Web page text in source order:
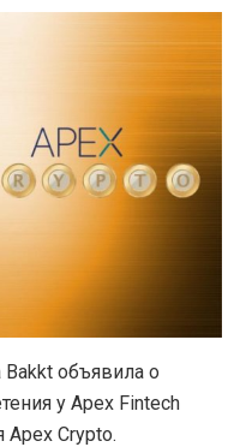
объявила о
у Apex Fintech
Apex Crypto.